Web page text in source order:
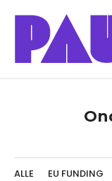
ALLE EU FUNDING